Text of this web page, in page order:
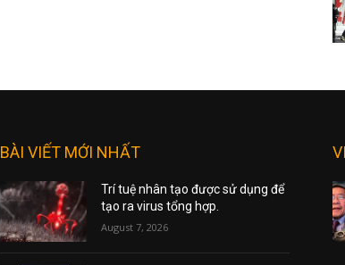
BÀI VIẾT MỚI NHẤT
Trí tuệ nhân tạo được sử dụng để
tạo ra virus tổng hợp.
August 7, 2026